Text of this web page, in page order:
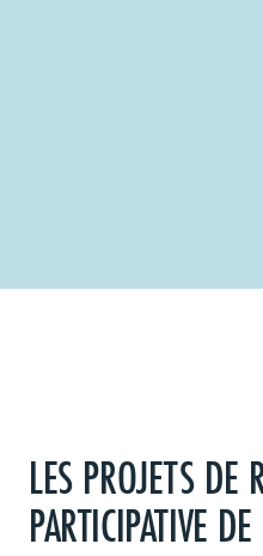
LES PROJETS DE
PARTICIPATIVE